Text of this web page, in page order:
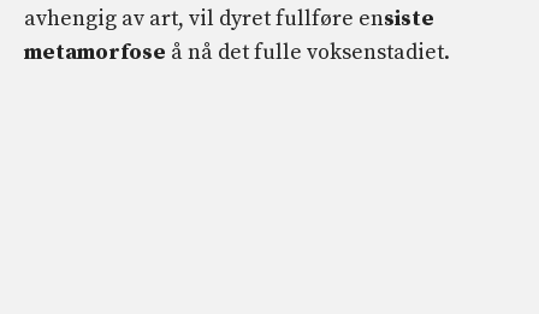
avhengig av art, vil dyret fullføre ensiste
metamorfose å nå det fulle voksenstadiet.